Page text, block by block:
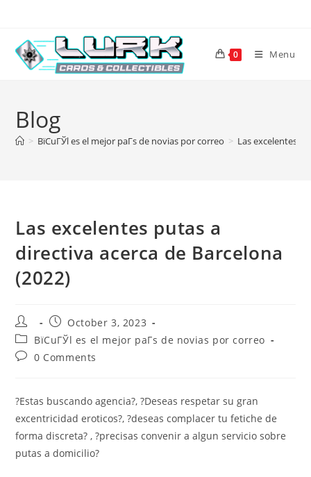
content
0 Menu
Blog
> ВїCuГЎl es el mejor paГ­s de novias por correo > Las excelentes
Las excelentes putas a
directiva acerca de Barcelona
(2022)
Post
author:
Post
published:
October 3, 2023
Post
category:
ВїCuГЎl es el mejor paГ­s de novias por correo
Post0 Comments
?Estas buscando agencia?, ?Deseas respetar su gran
excentricidad eroticos?, ?deseas complacer tu fetiche de
forma discreta? , ?precisas convenir a algun servicio sobre
putas a domicilio?